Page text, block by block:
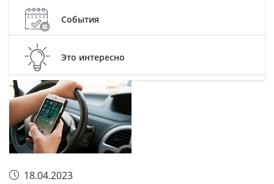
События
Это интересно
18.04.2023